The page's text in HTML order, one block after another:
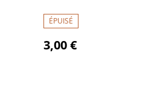
ÉPUISÉ
3,00 €